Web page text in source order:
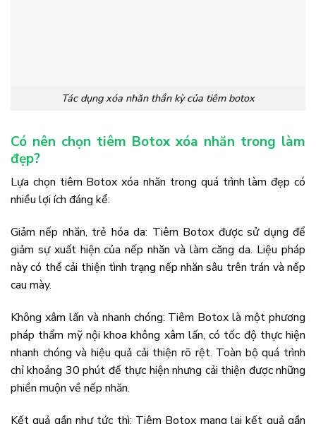
Tác dụng xóa nhăn thần kỳ của tiêm botox
Có nên chọn tiêm Botox xóa nhăn trong làm
đẹp?
Lựa chọn tiêm Botox xóa nhăn trong quá trình làm đẹp có
nhiều lợi ích đáng kể:
Giảm nếp nhăn, trẻ hóa da: Tiêm Botox được sử dụng để
giảm sự xuất hiện của nếp nhăn và làm căng da. Liệu pháp
này có thể cải thiện tình trạng nếp nhăn sâu trên trán và nếp
cau mày.
Không xâm lấn và nhanh chóng: Tiêm Botox là một phương
pháp thẩm mỹ nội khoa không xâm lấn, có tốc độ thực hiện
nhanh chóng và hiệu quả cải thiện rõ rệt. Toàn bộ quá trình
chỉ khoảng 30 phút để thực hiện nhưng cải thiện được những
phiền muộn về nếp nhăn.
Kết quả gần như tức thì: Tiêm Botox mang lại kết quả gần